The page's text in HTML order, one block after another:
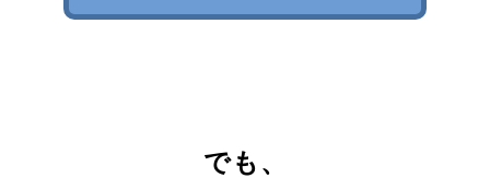
でも、